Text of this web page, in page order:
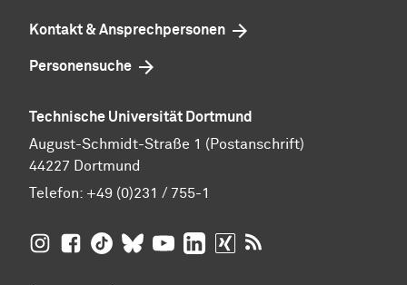
Kontakt & Ansprechpersonen
Personensuche
Technische Universität Dortmund
August-Schmidt-Straße 1 (Postanschrift)
44227 Dortmund
Telefon: +49 (0)231 / 755-1
TU Dortmund auf Insta­gram
TU Dortmund auf Facebook
TU Dortmund auf TikTok
TU Dortmund auf BlueSky
TU Dortmund auf YouTube
TU Dortmund auf LinkedIn
TU Dortmund auf XING